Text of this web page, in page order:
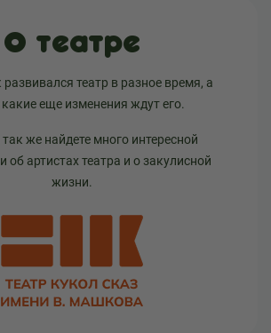
О театре
развивался театр в разное время, а
еще изменения ждут его.
же найдете много интересной
об артистах театра и о закулисной
жизни.